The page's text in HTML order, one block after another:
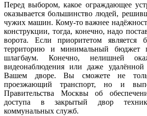
Перед выбором, какое ограждающее
оказывается большинство людей,
чужих машин. Кому-то важнее
конструкции, тогда, конечно, надо
ворота. Если приоритетом является
территорию и минимальный бюджет
шлагбаум. Конечно, нелишней
видеонаблюдения или даже удалённой
Вашем дворе. Вы сможете не
проезжающий транспорт, но и
Правительства Москвы об
доступа в закрытый двор
коммунальных служб.